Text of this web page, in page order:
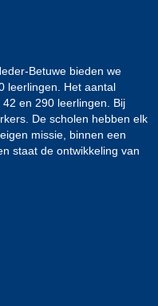
Betuwe bieden we
leerlingen. Het aantal
en 290 leerlingen. Bij
De scholen hebben elk
missie, binnen een
staat de ontwikkeling van